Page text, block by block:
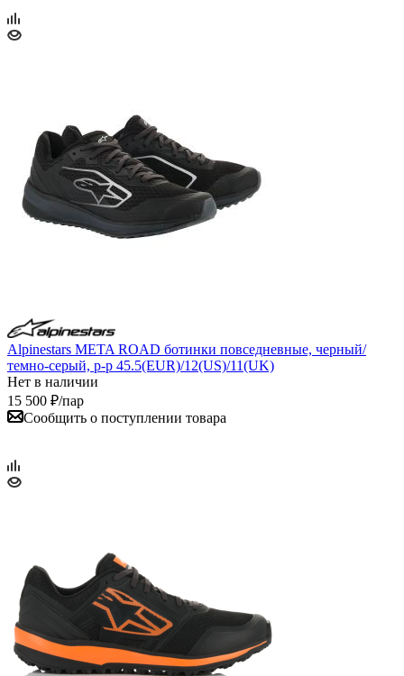
Alpinestars META ROAD ботинки повседневные, черный/
темно-серый, р-р 45.5(EUR)/12(US)/11(UK)
Нет в наличии
15 500 ₽/пар
Сообщить о поступлении товара